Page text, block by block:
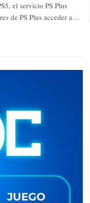
el servicio PS Plus
de PS Plus acceder a…